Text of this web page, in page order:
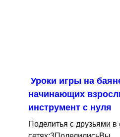
Уроки игры на
начинающих
инструмент с нуля
Поделитья с друзьями